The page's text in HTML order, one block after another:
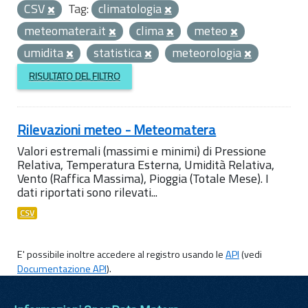
CSV
Tag: climatologia
meteomatera.it
clima
meteo
umidita
statistica meteorologia
RISULTATO DEL FILTRO
Rilevazioni meteo - Meteomatera
Valori estremali (massimi e minimi) di Pressione
Relativa, Temperatura Esterna, Umidità Relativa,
Vento (Raffica Massima), Pioggia (Totale Mese). I
dati riportati sono rilevati...
CSV
E' possibile inoltre accedere al registro usando leAPI(vedi
Documentazione API).